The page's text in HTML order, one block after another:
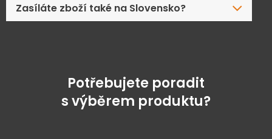
Zasíláte zboží také na Slovensko?
Potřebujete poradit
s výběrem produktu?